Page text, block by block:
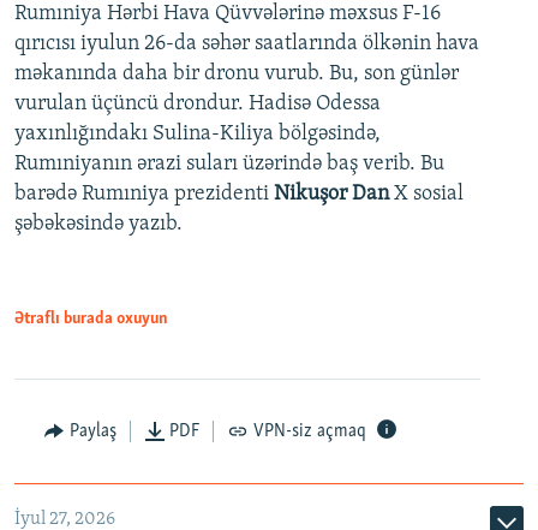
Rumıniya Hərbi Hava Qüvvələrinə məxsus F-16
qırıcısı iyulun 26-da səhər saatlarında ölkənin hava
məkanında daha bir dronu vurub. Bu, son günlər
vurulan üçüncü drondur. Hadisə Odessa
yaxınlığındakı Sulina-Kiliya bölgəsində,
Rumıniyanın ərazi suları üzərində baş verib. Bu
barədə Rumıniya prezidenti Nikuşor DanX sosial
şəbəkəsində yazıb.
Ətraflı burada oxuyun
Paylaş PDF VPN-siz açmaq
İyul 27, 2026